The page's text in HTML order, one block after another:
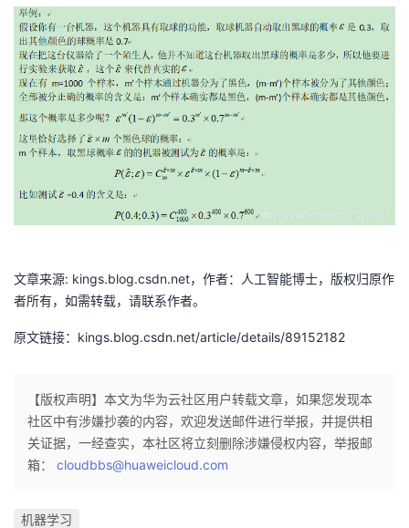
我
的
课
程
我
的
认
证
我
的
实
我
的
藏
的
技
术
支
我
的
云
声
议
文章来源: kings.blog.csdn.net，作者：人工智能博士，版权归原作
者所有，如需转载，请联系作者。
原文链接：kings.blog.csdn.net/article/details/89152182
【版权声明】本文为华为云社区用户转载文章，如果您发现本
社区中有涉嫌抄袭的内容，欢迎发送邮件进行举报，并提供相
关证据，一经查实，本社区将立刻删除涉嫌侵权内容，举报邮
箱： cloudbbs@huaweicloud.com
机器学习